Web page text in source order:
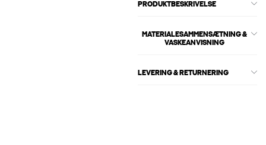
PRODUKTBESKRIVELSE
MATERIALESAMMENSÆTNING &
VASKEANVISNING
LEVERING & RETURNERING